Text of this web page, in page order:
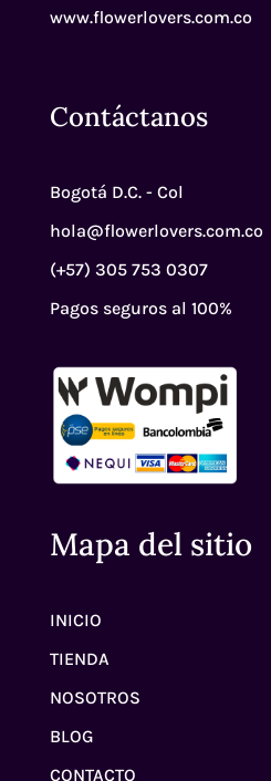
www.flowerlovers.com.co
Contáctanos
Bogotá D.C. - Col
hola@flowerlovers.com.co
(+57) 305 753 0307
Pagos seguros al 100%
Mapa del sitio
INICIO
TIENDA
NOSOTROS
BLOG
CONTACTO